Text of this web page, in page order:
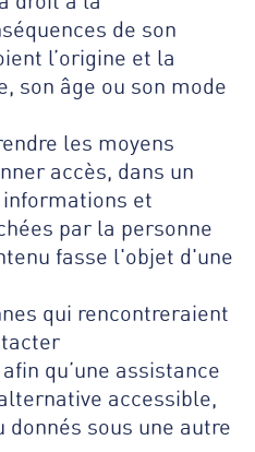
de son
l’origine et la
son âge ou son mode
les moyens
accès, dans un
et
par la personne
fasse l'objet d'une
qui rencontreraient
afin qu’une assistance
accessible,
sous une autre